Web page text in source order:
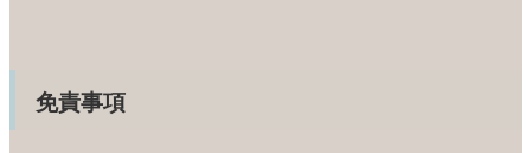
免責事項